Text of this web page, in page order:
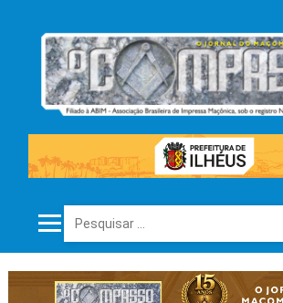
Pesquisar por: